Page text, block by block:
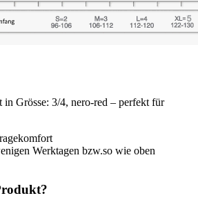
Grösse: 3/4, nero-red – perfekt für
Werktagen bzw.so wie oben